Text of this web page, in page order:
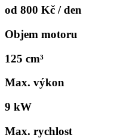
od 800 Kč / den
Objem motoru
125 cm³
Max. výkon
9 kW
Max. rychlost